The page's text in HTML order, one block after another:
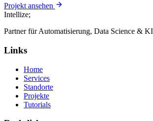
Projekt ansehen
Intellize;
Partner für Automatisierung, Data Science &
Links
Home
Services
Standorte
Projekte
Tutorials